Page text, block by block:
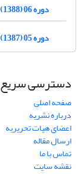
دوره 06 (1388)
دوره 05 (1387)
دسترسی سریع
صفحه اصلی
درباره نشریه
اعضای هیات تحریریه
ارسال مقاله
تماس با ما
نقشه سایت